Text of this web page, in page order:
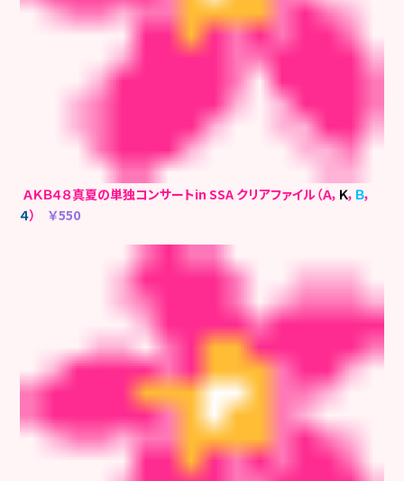
ＡＫＢ４８真夏の単独コンサートin SSA クリアファイル（Ａ， Ｋ， Ｂ，
４）￥550